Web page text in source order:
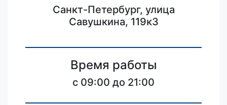
Санкт-Петербург, улица
Савушкина, 119к3
Время работы
c 09:00 до 21:00